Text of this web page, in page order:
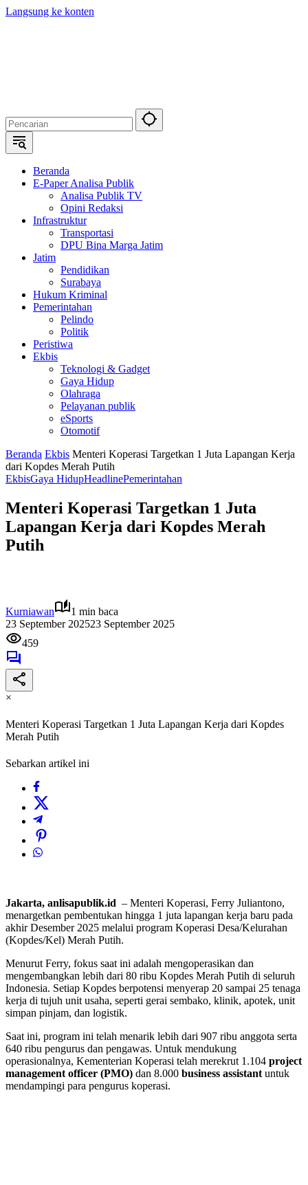
Langsung ke konten
Beranda
E-Paper Analisa Publik
Analisa Publik TV
Opini Redaksi
Infrastruktur
Transportasi
DPU Bina Marga Jatim
Jatim
Pendidikan
Surabaya
Hukum Kriminal
Pemerintahan
Pelindo
Politik
Peristiwa
Ekbis
Teknologi & Gadget
Gaya Hidup
Olahraga
Pelayanan publik
eSports
Otomotif
Beranda Ekbis Menteri Koperasi Targetkan 1 Juta Lapangan Kerja
dari Kopdes Merah Putih
EkbisGaya HidupHeadlinePemerintahan
Menteri Koperasi Targetkan 1 Juta
Lapangan Kerja dari Kopdes Merah
Putih
Kurniawan
1 min baca
23 September 202523 September 2025
459
×
Menteri Koperasi Targetkan 1 Juta Lapangan Kerja dari Kopdes
Merah Putih
Sebarkan artikel ini
Jakarta, anlisapublik.id – Menteri Koperasi, Ferry Juliantono,
menargetkan pembentukan hingga 1 juta lapangan kerja baru pada
akhir Desember 2025 melalui program Koperasi Desa/Kelurahan
(Kopdes/Kel) Merah Putih.
Menurut Ferry, fokus saat ini adalah mengoperasikan dan
mengembangkan lebih dari 80 ribu Kopdes Merah Putih di seluruh
Indonesia. Setiap Kopdes berpotensi menyerap 20 sampai 25 tenaga
kerja di tujuh unit usaha, seperti gerai sembako, klinik, apotek, unit
simpan pinjam, dan logistik.
Saat ini, program ini telah menarik lebih dari 907 ribu anggota serta
640 ribu pengurus dan pengawas. Untuk mendukung
operasionalnya, Kementerian Koperasi telah merekrut 1.104 project
management officer (PMO) dan 8.000 business assistant untuk
mendampingi para pengurus koperasi.